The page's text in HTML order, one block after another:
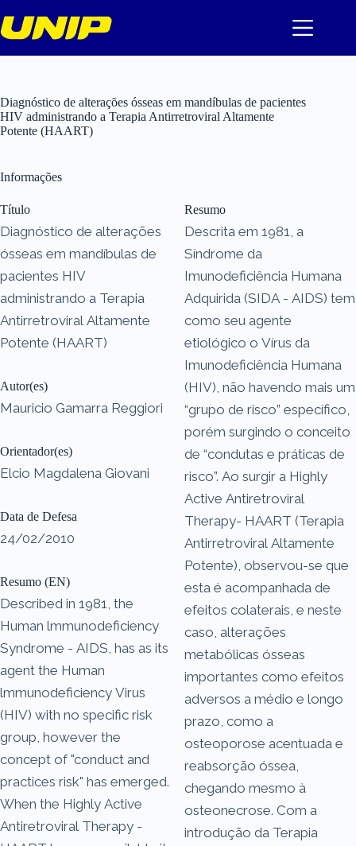
para
o
Diagnóstico de alterações ósseas em mandíbulas de pacientes
HIV administrando a Terapia Antirretroviral Altamente
Potente (HAART)
Informações
Título
Diagnóstico de alterações
ósseas em mandíbulas de
pacientes HIV
administrando a Terapia
Antirretroviral Altamente
Potente (HAART)
Autor(es)
Mauricio Gamarra Reggiori
Orientador(es)
Elcio Magdalena Giovani
Data de Defesa
24/02/2010
Resumo (EN)
Described in 1981, the
Human lmmunodeficiency
Syndrome - AIDS, has as its
agent the Human
lmmunodeficiency Virus
(HIV) with no specific risk
group, however the
concept of "conduct and
practices risk" has emerged.
When the Highly Active
Antiretroviral Therapy -
Resumo
Descrita em 1981, a
Síndrome da
Imunodeficiência Humana
Adquirida (SIDA - AIDS) tem
como seu agente
etiológico o Vírus da
Imunodeficiência Humana
(HIV), não havendo mais um
“grupo de risco” específico,
porém surgindo o conceito
de “condutas e práticas de
risco”. Ao surgir a Highly
Active Antiretroviral
Therapy- HAART (Terapia
Antirretroviral Altamente
Potente), observou-se que
esta é acompanhada de
efeitos colaterais, e neste
caso, alterações
metabólicas ósseas
importantes como efeitos
adversos a médio e longo
prazo, como a
osteoporose acentuada e
reabsorção óssea,
chegando mesmo à
osteonecrose. Com a
introdução da Terapia